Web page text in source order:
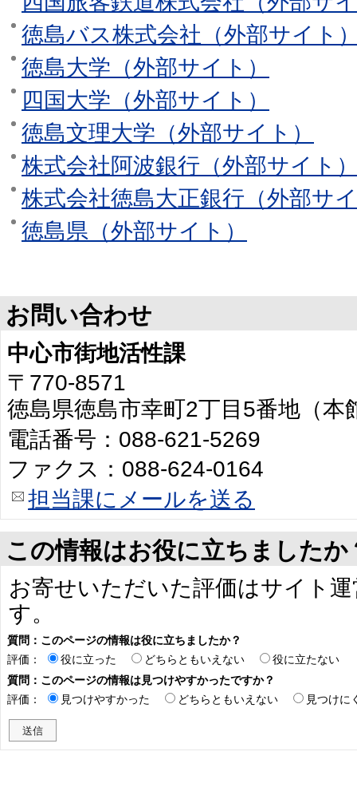
徳島バス株式会社（外部サイト
徳島大学（外部サイト）
四国大学（外部サイト）
徳島文理大学（外部サイト）
株式会社阿波銀行（外部サイト
株式会社徳島大正銀行（外部サ
徳島県（外部サイト）
お問い合わせ
中心市街地活性課
〒770-8571
徳島県徳島市幸町2丁目5番地（本
電話番号：088-621-5269
ファクス：088-624-0164
担当課にメールを送る
この情報はお役に立ちましたか
お寄せいただいた評価はサイト
す。
質問：このページの情報は役に立ちましたか？
評価：
役に立った どちらともいえない
役に立たない
質問：このページの情報は見つけやすかったですか？
評価：
見つけやすかった どちらともいえない 見つけに